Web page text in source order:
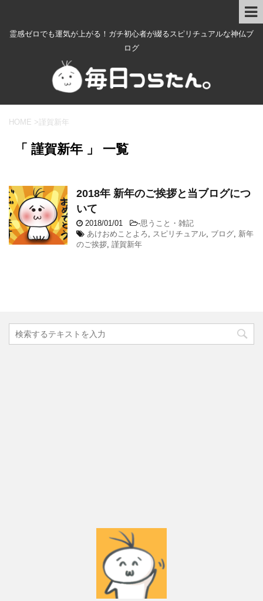
霊感ゼロでも運気が上がる！ガチ初心者が綴るスピリチュアルな神仏ブ
ログ
HOME >謹賀新年
「 謹賀新年 」 一覧
2018年 新年のご挨拶と当ブログにつ
いて
2018/01/01 -思うこと・雑記
あけおめことよろ , スピリチュアル, ブログ, 新年
のご挨拶, 謹賀新年